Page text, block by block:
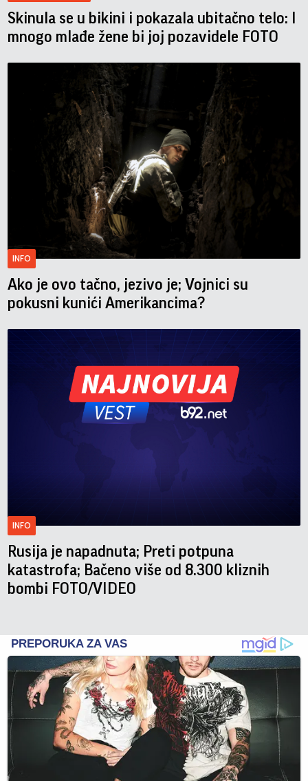
Skinula se u bikini i pokazala ubitačno telo: I
mnogo mlađe žene bi joj pozavidele FOTO
INFO
Ako je ovo tačno, jezivo je; Vojnici su
pokusni kunići Amerikancima?
INFO
Rusija je napadnuta; Preti potpuna
katastrofa; Bačeno više od 8.300 kliznih
bombi FOTO/VIDEO